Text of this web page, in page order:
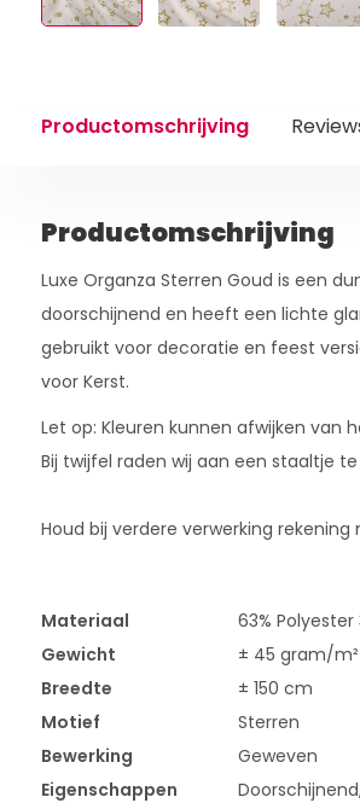
Productomschrijving
Productomschrijving
Luxe Organza Sterren Goud is een
doorschijnend en heeft een lichte
gebruikt voor decoratie en feest
voor Kerst.
Let op: Kleuren kunnen afwijken van
Bij twijfel raden wij aan een staaltje
Houd bij verdere verwerking rekening
Materiaal
63% Polyester
Gewicht
± 45 gram/m²
Breedte
± 150 cm
Motief
Sterren
Bewerking
Geweven
Eigenschappen